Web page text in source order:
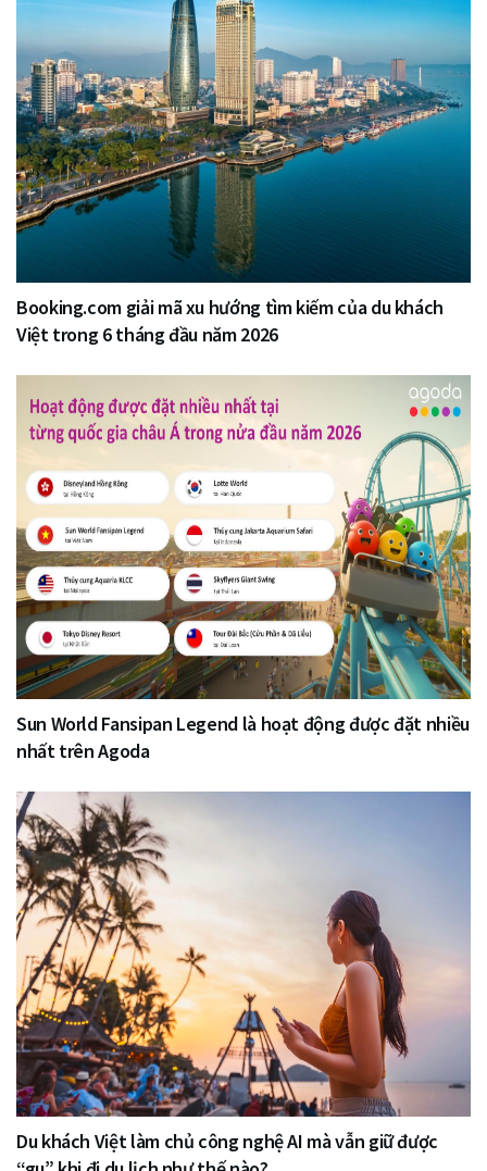
Booking.com giải mã xu hướng tìm kiếm của du khách
Việt trong 6 tháng đầu năm 2026
Sun World Fansipan Legend là hoạt động được đặt nhiều
nhất trên Agoda
Du khách Việt làm chủ công nghệ AI mà vẫn giữ được